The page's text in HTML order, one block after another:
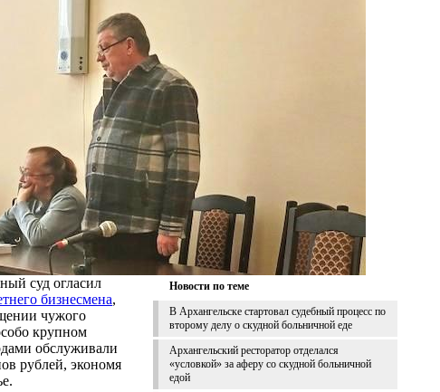
Новости по теме
В Архангельске стартовал судебный процесс по
второму делу о скудной больничной еде
Архангельский ресторатор отделался
«условкой» за аферу со скудной больничной
едой
суд огласил
бизнесмена,
чужого
крупном
обслуживали
рублей, экономя